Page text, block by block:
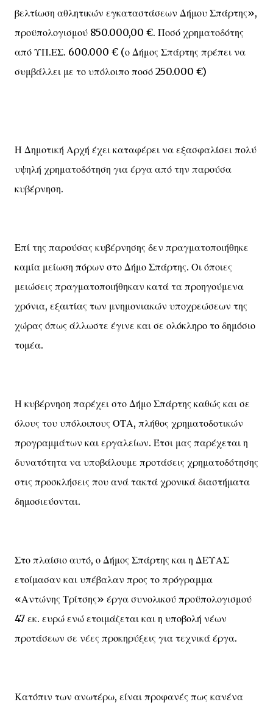
βελτίωση αθλητικών εγκαταστάσεων Δήμου Σπάρτης»,
προϋπολογισμού 850.000,00 €. Ποσό χρηματοδότης
από ΥΠ.ΕΣ. 600.000 € (ο Δήμος Σπάρτης πρέπει να
συμβάλλει με το υπόλοιπο ποσό 250.000 €)
Η Δημοτική Αρχή έχει καταφέρει να εξασφαλίσει πολύ
υψηλή χρηματοδότηση για έργα από την παρούσα
κυβέρνηση.
Επί της παρούσας κυβέρνησης δεν πραγματοποιήθηκε
καμία μείωση πόρων στο Δήμο Σπάρτης. Οι όποιες
μειώσεις πραγματοποιήθηκαν κατά τα προηγούμενα
χρόνια, εξαιτίας των μνημονιακών υποχρεώσεων της
χώρας όπως άλλωστε έγινε και σε ολόκληρο το δημόσιο
τομέα.
Η κυβέρνηση παρέχει στο Δήμο Σπάρτης καθώς και σε
όλους του υπόλοιπους ΟΤΑ, πλήθος χρηματοδοτικών
προγραμμάτων και εργαλείων. Έτσι μας παρέχεται η
δυνατότητα να υποβάλουμε προτάσεις χρηματοδότησης
στις προσκλήσεις που ανά τακτά χρονικά διαστήματα
δημοσιεύονται.
Στο πλαίσιο αυτό, ο Δήμος Σπάρτης και η ΔΕΥΑΣ
ετοίμασαν και υπέβαλαν προς το πρόγραμμα
«Αντώνης Τρίτσης» έργα συνολικού προϋπολογισμού
47 εκ. ευρώ ενώ ετοιμάζεται και η υποβολή νέων
προτάσεων σε νέες προκηρύξεις για τεχνικά έργα.
Κατόπιν των ανωτέρω, είναι προφανές πως κανένα